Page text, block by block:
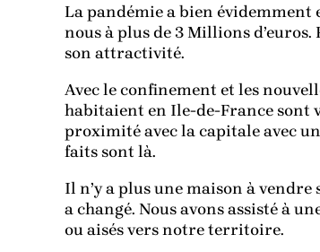
La pandémie a bien
nous à plus de 3 Millions
son attractivité.
Avec le confinement et les
habitaient en Ile-de-France sont
proximité avec la capitale avec
faits sont là.
Il n’y a plus une maison à
a changé. Nous avons assisté à
ou aisés vers notre territoire.